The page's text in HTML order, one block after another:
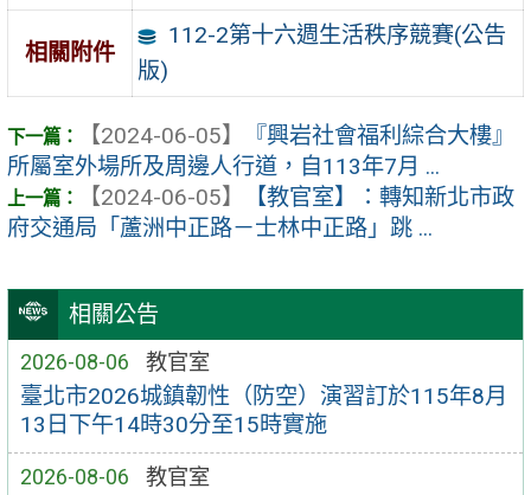
相關公告
2026-08-06 教官室
臺北市2026城鎮韌性（防空）演習訂於115年8月
13日下午14時30分至15時實施
2026-08-06 教官室
相關附件
112-2第十六週生活秩序競賽(公告
版)
【2024-06-05】
『興岩社會福利綜合大樓』
所屬室外場所及周邊人行道，自113年7月 ...
【2024-06-05】
【教官室】：轉知新北市政
府交通局「蘆洲中正路－士林中正路」跳 ...